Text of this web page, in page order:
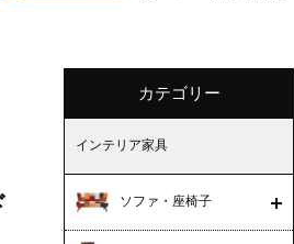
カテゴリー
インテリア家具
ソファ・座椅子